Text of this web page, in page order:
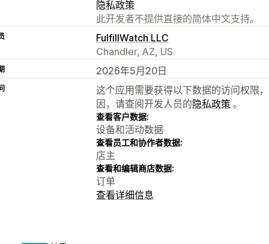
隐私政策
此开发者不提供直接的简体中文支持。
FulfillWatch LLC
Chandler, AZ, US
2026年5月20日
这个应用需要获得以下数据的访问权限
因，请查阅开发人员的隐私政策 。
查看客户数据:
设备和活动数据
查看员工和协作者数据:
店主
查看和编辑商店数据:
订单
查看详细信息